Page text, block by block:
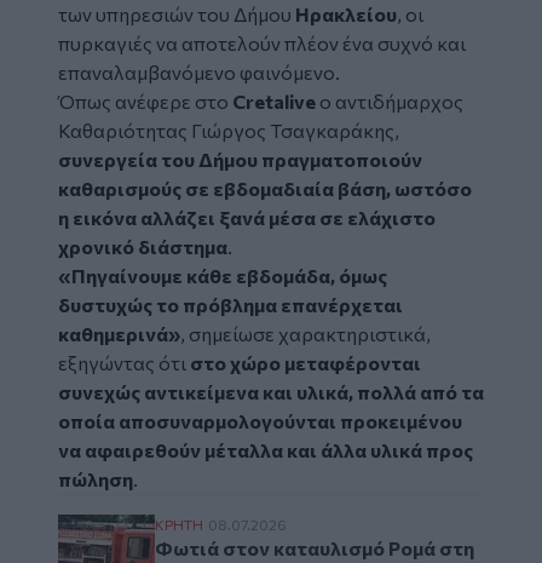
των υπηρεσιών του Δήμου Ηρακλείου, οι
πυρκαγιές να αποτελούν πλέον ένα συχνό και
επαναλαμβανόμενο φαινόμενο.
Όπως ανέφερε στο Cretalive ο αντιδήμαρχος
Καθαριότητας Γιώργος Τσαγκαράκης,
συνεργεία του Δήμου πραγματοποιούν
καθαρισμούς σε εβδομαδιαία βάση, ωστόσο
η εικόνα αλλάζει ξανά μέσα σε ελάχιστο
χρονικό διάστημα.
«Πηγαίνουμε κάθε εβδομάδα, όμως
δυστυχώς το πρόβλημα επανέρχεται
καθημερινά», σημείωσε χαρακτηριστικά,
εξηγώντας ότι στο χώρο μεταφέρονται
συνεχώς αντικείμενα και υλικά, πολλά από τα
οποία αποσυναρμολογούνται προκειμένου
να αφαιρεθούν μέταλλα και άλλα υλικά προς
πώληση.
Φωτιά στον καταυλισμό Ρομά στη Νέα
ΚΡΗΤΗ 08.07.2026
Φωτιά στον καταυλισμό Ρομά στη